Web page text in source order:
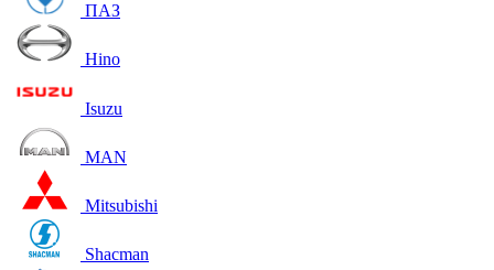
ПАЗ
Hino
Isuzu
MAN
Mitsubishi
Shacman